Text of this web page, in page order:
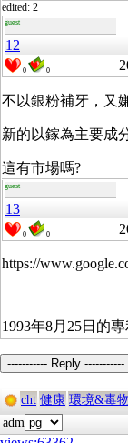
edited: 2
guest
12
0 0
不以銀粉補牙，又
新的以鎵為主要成
這有市場嗎?
guest
13
0 0
https://
1993年8月25日的專
----------- Reply -----------
cht 健康 環境&毒物
adm